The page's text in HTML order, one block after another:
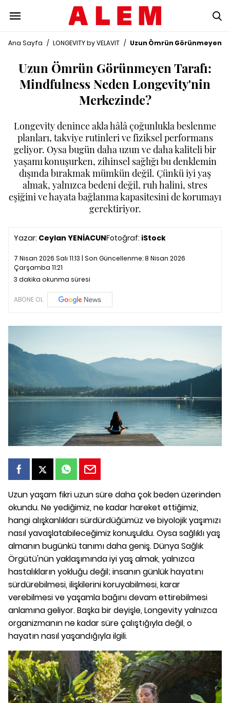
Ana Sayfa / LONGEVITY by VELAVIT / Uzun Ömrün Görünmeyen
Uzun Ömrün Görünmeyen Tarafı:
Mindfulness Neden Longevity'nin
Merkezinde?
Longevity denince akla hâlâ çoğunlukla beslenme
planları, takviye rutinleri ve fiziksel performans
geliyor. Oysa bugün daha uzun ve daha kaliteli bir
yaşamı konuşurken, zihinsel sağlığı bu denklemin
dışında bırakmak mümkün değil. Çünkü iyi yaş
almak, yalnızca bedeni değil, ruh halini, stres
eşiğini ve hayata bağlanma kapasitesini de korumayı
gerektiriyor.
Yazar: Ceylan YENİACUNFotoğraf: iStock
7 Nisan 2026 Salı 11:13 | Son Güncellenme:8 Nisan 2026
Çarşamba 11:21
3 dakika okunma süresi
ABONE OL
Uzun yaşam fikri uzun süre daha çok beden üzerinden
okundu. Ne yediğimiz, ne kadar hareket ettiğimiz,
hangi alışkanlıkları sürdürdüğümüz ve biyolojik yaşımızı
nasıl yavaşlatabileceğimiz konuşuldu. Oysa sağlıklı yaş
almanın bugünkü tanımı daha geniş. Dünya Sağlık
Örgütü'nün yaklaşımında iyi yaş almak, yalnızca
hastalıkların yokluğu değil; insanın günlük hayatını
sürdürebilmesi, ilişkilerini koruyabilmesi, karar
verebilmesi ve yaşamla bağını devam ettirebilmesi
anlamına geliyor. Başka bir deyişle, Longevity yalnızca
organizmanın ne kadar süre çalıştığıyla değil, o
hayatın nasıl yaşandığıyla ilgili.